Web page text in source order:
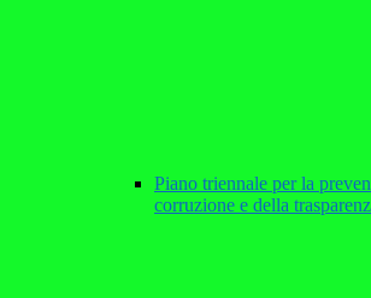
Piano triennale per la
corruzione e della